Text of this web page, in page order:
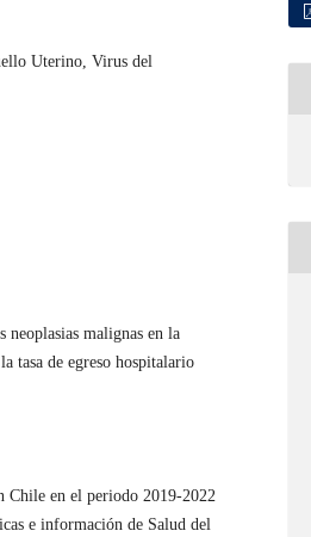
Uterino, Virus del
neoplasias malignas en la
tasa de egreso hospitalario
Chile en el periodo 2019-2022
e información de Salud del